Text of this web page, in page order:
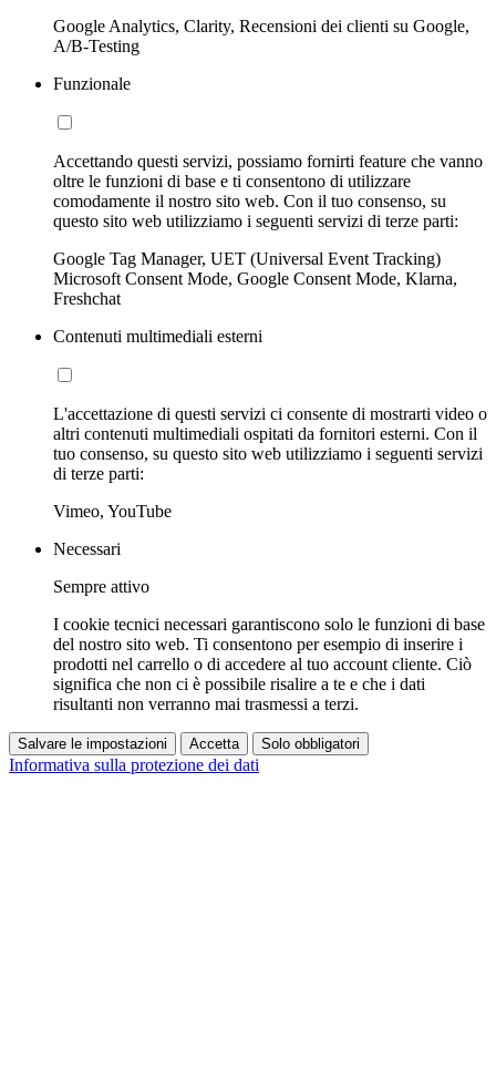
Google Analytics, Clarity, Recensioni dei clienti su Google,
A/B-Testing
Funzionale
Accettando questi servizi, possiamo fornirti feature che vanno
oltre le funzioni di base e ti consentono di utilizzare
comodamente il nostro sito web. Con il tuo consenso, su
questo sito web utilizziamo i seguenti servizi di terze parti:
Google Tag Manager, UET (Universal Event Tracking)
Microsoft Consent Mode, Google Consent Mode, Klarna,
Freshchat
Contenuti multimediali esterni
L'accettazione di questi servizi ci consente di mostrarti video o
altri contenuti multimediali ospitati da fornitori esterni. Con il
tuo consenso, su questo sito web utilizziamo i seguenti servizi
di terze parti:
Vimeo, YouTube
Necessari
Sempre attivo
I cookie tecnici necessari garantiscono solo le funzioni di base
del nostro sito web. Ti consentono per esempio di inserire i
prodotti nel carrello o di accedere al tuo account cliente. Ciò
significa che non ci è possibile risalire a te e che i dati
risultanti non verranno mai trasmessi a terzi.
Salvare le impostazioni Accetta Solo obbligatori
Informativa sulla protezione dei dati